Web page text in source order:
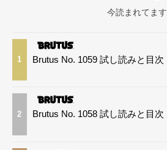
今読まれてます
1 Brutus No. 1059 試し読みと目次
2 Brutus No. 1058 試し読みと目次